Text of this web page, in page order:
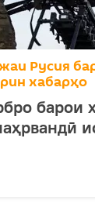
Русия
хабарҳо
барои